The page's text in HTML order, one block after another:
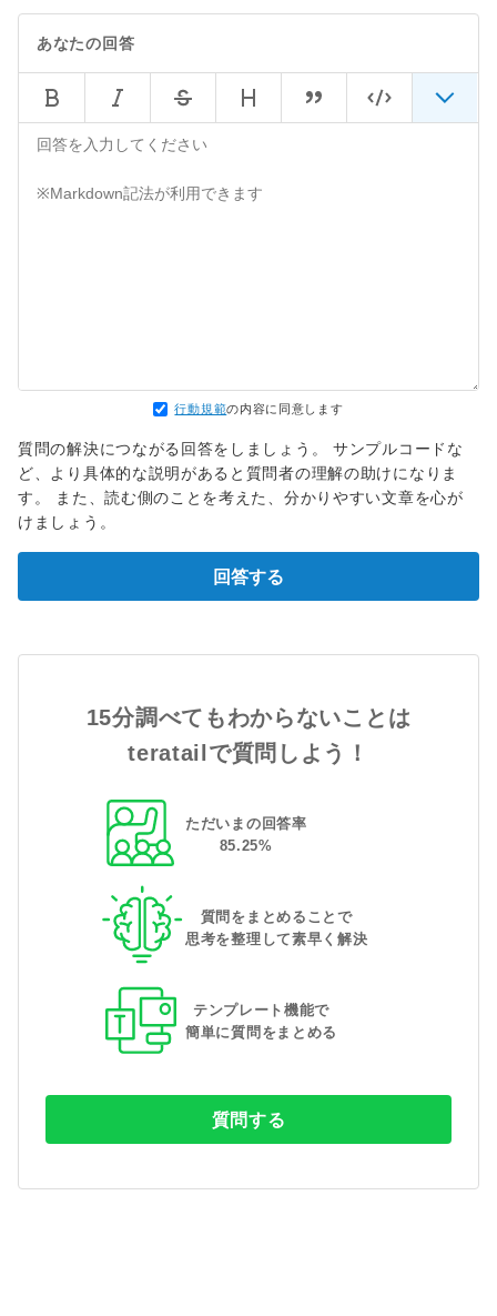
あなたの回答
行動規範の内容に同意します
質問の解決につながる回答をしましょう。 サンプルコードな
ど、より具体的な説明があると質問者の理解の助けになりま
す。 また、読む側のことを考えた、分かりやすい文章を心が
けましょう。
回答する
15分調べてもわからないことは
teratailで質問しよう！
ただいまの回答率
85.25%
質問をまとめることで
思考を整理して素早く解決
テンプレート機能で
簡単に質問をまとめる
質問する